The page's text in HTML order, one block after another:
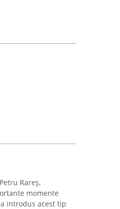
Rareș,
momente
introdus acest tip